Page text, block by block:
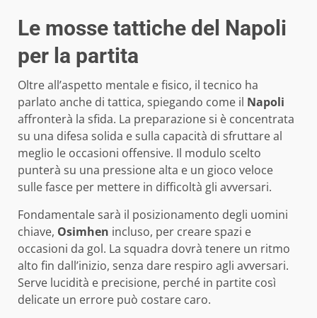
Le mosse tattiche del Napoli
per la partita
Oltre all’aspetto mentale e fisico, il tecnico ha
parlato anche di tattica, spiegando come il Napoli
affronterà la sfida. La preparazione si è concentrata
su una difesa solida e sulla capacità di sfruttare al
meglio le occasioni offensive. Il modulo scelto
punterà su una pressione alta e un gioco veloce
sulle fasce per mettere in difficoltà gli avversari.
Fondamentale sarà il posizionamento degli uomini
chiave, Osimhen incluso, per creare spazi e
occasioni da gol. La squadra dovrà tenere un ritmo
alto fin dall’inizio, senza dare respiro agli avversari.
Serve lucidità e precisione, perché in partite così
delicate un errore può costare caro.